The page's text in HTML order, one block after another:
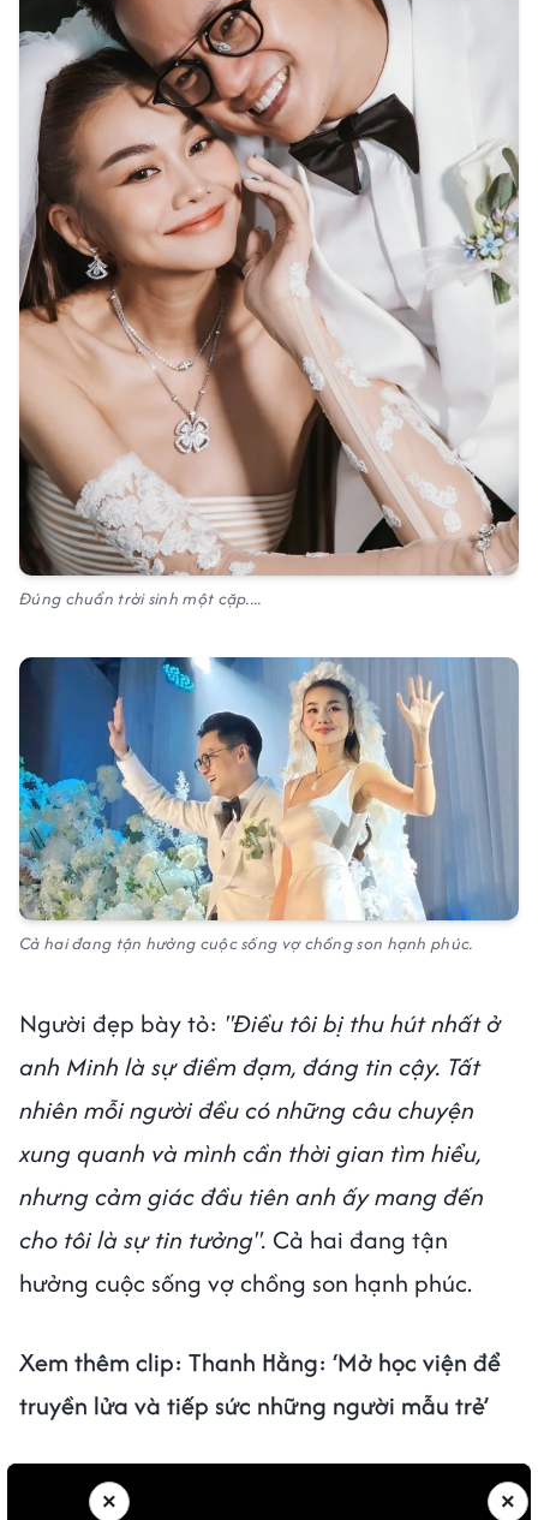
Đúng chuẩn trời sinh một cặp....
Cả hai đang tận hưởng cuộc sống vợ chồng son hạnh phúc.
Người đẹp bày tỏ: "Điều tôi bị thu hút nhất ở
anh Minh là sự điềm đạm, đáng tin cậy. Tất
nhiên mỗi người đều có những câu chuyện
xung quanh và mình cần thời gian tìm hiểu,
nhưng cảm giác đầu tiên anh ấy mang đến
cho tôi là sự tin tưởng". Cả hai đang tận
hưởng cuộc sống vợ chồng son hạnh phúc.
Xem thêm clip: Thanh Hằng: ‘Mở học viện để
truyền lửa và tiếp sức những người mẫu trẻ’
×
×